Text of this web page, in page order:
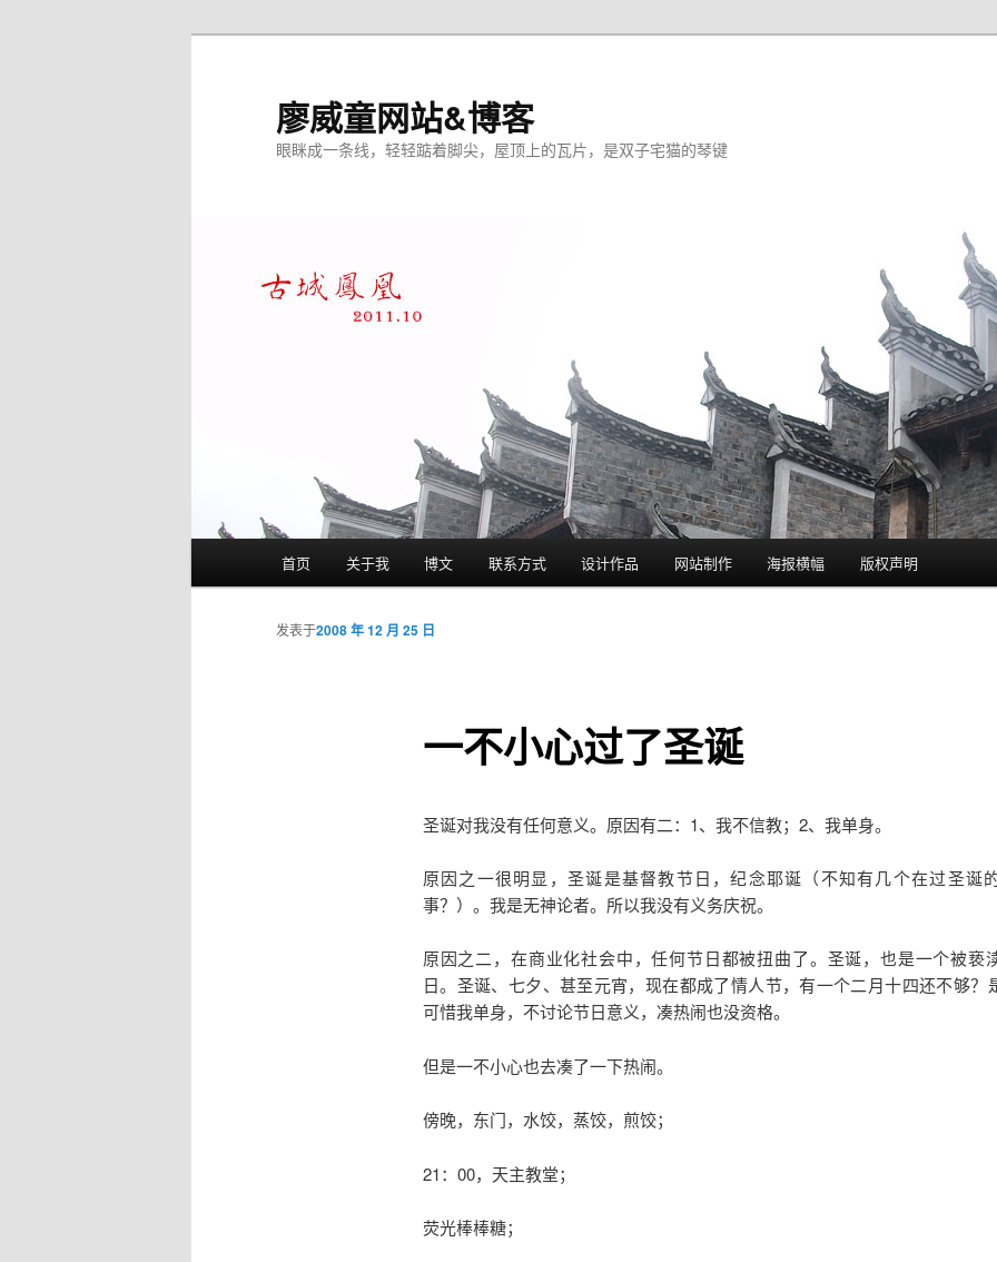
廖威童网站&博客
眼眯成一条线，轻轻踮着脚尖，屋顶上的瓦片，是双子宅猫的琴键
跳
至
首页 关于我 博文 联系方式 设计作品 网站制作 海报横幅 版权声明
一不小心过了圣诞
发表于2008 年 12 月 25 日
圣诞对我没有任何意义。原因有二：1、我不信教；2、我单身。
原因之一很明显，圣诞是基督教节日，纪念耶诞（不知有几个在过圣诞
事？）。我是无神论者。所以我没有义务庆祝。
原因之二，在商业化社会中，任何节日都被扭曲了。圣诞，也是一个被亵
日。圣诞、七夕、甚至元宵，现在都成了情人节，有一个二月十四还不够？
可惜我单身，不讨论节日意义，凑热闹也没资格。
但是一不小心也去凑了一下热闹。
傍晚，东门，水饺，蒸饺，煎饺；
21：00，天主教堂；
荧光棒棒糖；